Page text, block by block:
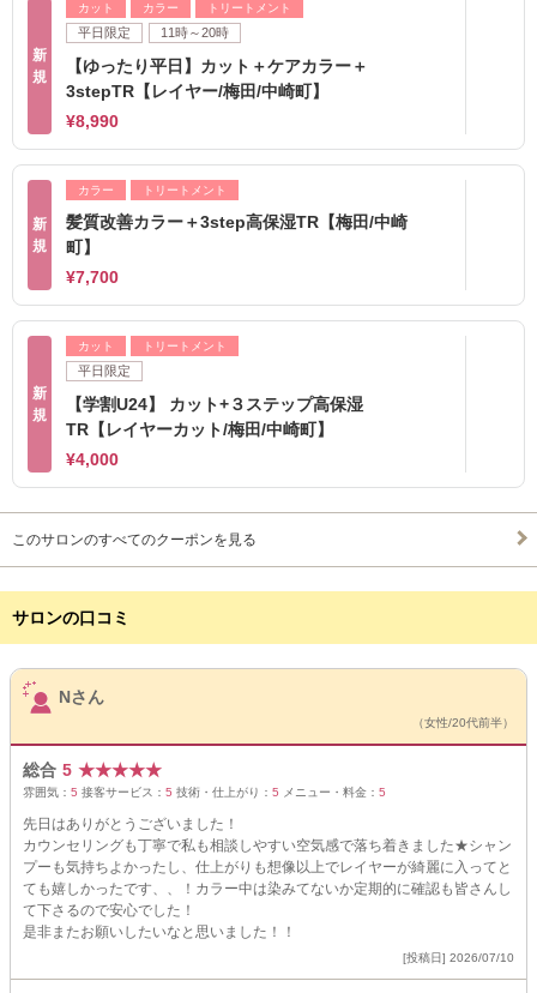
新
規
カット カラー トリートメント
平日限定 11時～20時
【ゆったり平日】カット＋ケアカラー＋
3stepTR【レイヤー/梅田/中崎町】
¥8,990
新
規
カラー トリートメント
髪質改善カラー＋3step高保湿TR【梅田/中崎
町】
¥7,700
新
規
カット トリートメント
平日限定
【学割U24】 カット+３ステップ高保湿
TR【レイヤーカット/梅田/中崎町】
¥4,000
このサロンのすべてのクーポンを見る
サロンの口コミ
サロンPick Up
Nさん
（女性/20代前半）
総合 5 ★★★★★
雰囲気： 5 接客サービス： 5 技術・仕上がり： 5 メニュー・料金： 5
先日はありがとうございました！
カウンセリングも丁寧で私も相談しやすい空気感で落ち着きました★シャン
プーも気持ちよかったし、仕上がりも想像以上でレイヤーが綺麗に入ってと
ても嬉しかったです、、！カラー中は染みてないか定期的に確認も皆さんし
て下さるので安心でした！
是非またお願いしたいなと思いました！！
[投稿日] 2026/07/10